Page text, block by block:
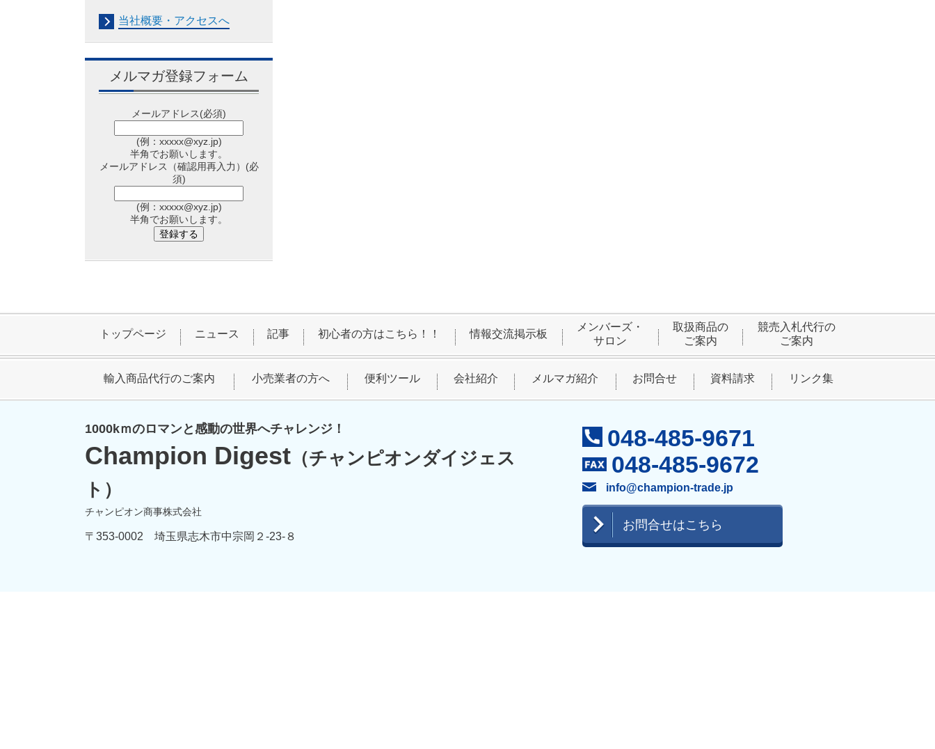
当社概要・アクセスへ
メルマガ登録フォーム
メールアドレス(必須)
(例：xxxxx@xyz.jp)
半角でお願いします。
メールアドレス（確認用再入力） (必
須)
(例：xxxxx@xyz.jp)
半角でお願いします。
トップページ ニュース 記事 初心者の方はこちら！！ 情報交流掲示板
メンバーズ・
サロン
取扱商品の
ご案内
競売入札代行の
ご案内
輸入商品代行のご案内 小売業者の方へ 便利ツール 会社紹介 メルマガ紹介 お問合せ 資料請求 リンク集
1000kｍのロマンと感動の世界へチャレンジ！
Champion Digest （チャンピオンダイジェス
ト）
チャンピオン商事株式会社
〒353-0002 埼玉県志木市中宗岡２-23-８
048-485-9671
048-485-9672
info@champion-trade.jp
お問合せはこちら